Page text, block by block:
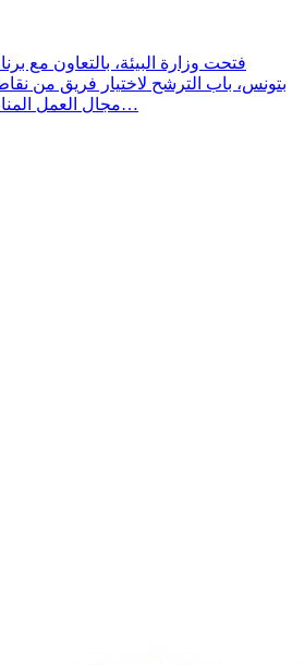
فتحت وزارة البيئة، بالتعاون مع
بتونس، باب الترشح لاختيار فريق من
مجال العمل المناخي، يتكون من 10 شابات…